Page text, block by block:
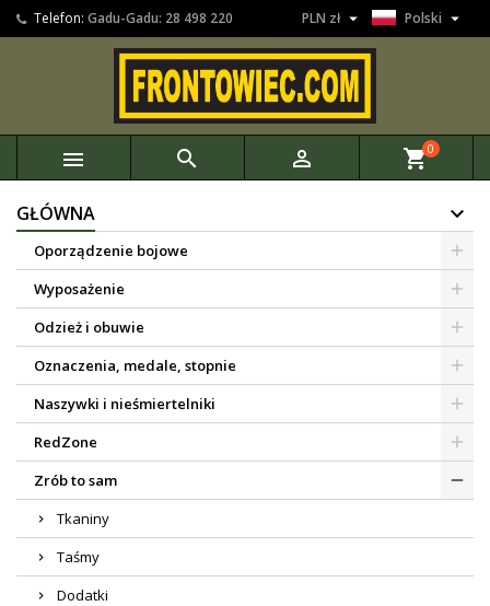
Telefon: Gadu-Gadu: 28 498 220 Polski 
PLN zł 
   shopping_cart0
GŁÓWNA
Oporządzenie bojowe
Wyposażenie
Odzież i obuwie
Oznaczenia, medale, stopnie
Naszywki i nieśmiertelniki
RedZone
Zrób to sam
Tkaniny
Taśmy
Dodatki